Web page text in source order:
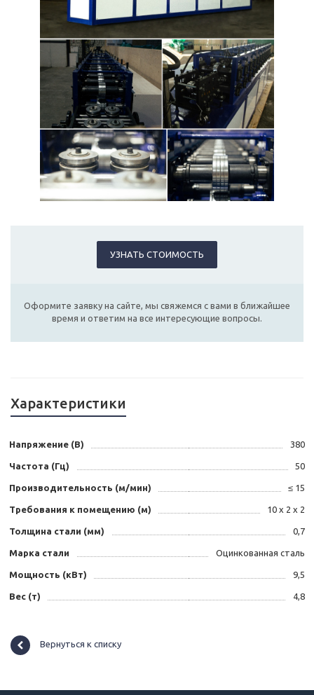
УЗНАТЬ СТОИМОСТЬ
Оформите заявку на сайте, мы свяжемся с вами в ближайшее
время и ответим на все интересующие вопросы.
Характеристики
Напряжение (В) 380
Частота (Гц) 50
Производительность (м/мин) ≤ 15
Требования к помещению (м) 10 х 2 х 2
Толщина стали (мм) 0,7
Марка стали Оцинкованная сталь
Мощность (кВт) 9,5
Вес (т) 4,8
Вернуться к списку